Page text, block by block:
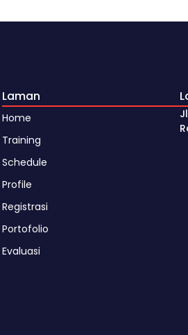
Laman
Home
Training
Schedule
Profile
Registrasi
Portofolio
Evaluasi